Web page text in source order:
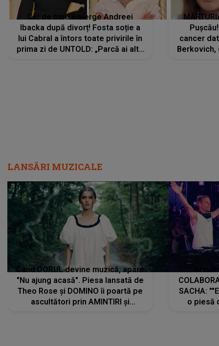
Cât de bine îi merge Andreei
Ibacka după divorț! Fosta soție a
lui Cabral a întors toate privirile în
prima zi de UNTOLD: „Parcă ai altă
cancer
Berkovich,
LANSĂRI MUZICALE
Când DORUL devine muzică, apare
"Nu ajung acasă". Piesa lansată de
Theo Rose și DOMINO îi poartă pe
ascultători prin AMINTIRI și
SACHA:
o piesă